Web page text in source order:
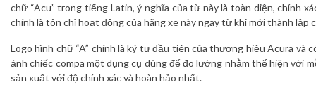
chữ “Acu” trong tiếng Latin, ý nghĩa của từ này là toàn diện, chính
chính là tôn chỉ hoạt động của hãng xe này ngay từ khi mới thành lập
Logo hình chữ “A” chính là ký tự đầu tiên của thương hiệu Acura và
ảnh chiếc compa một dụng cụ dùng để đo lường nhằm thể hiện với
sản xuất với độ chính xác và hoàn hảo nhất.